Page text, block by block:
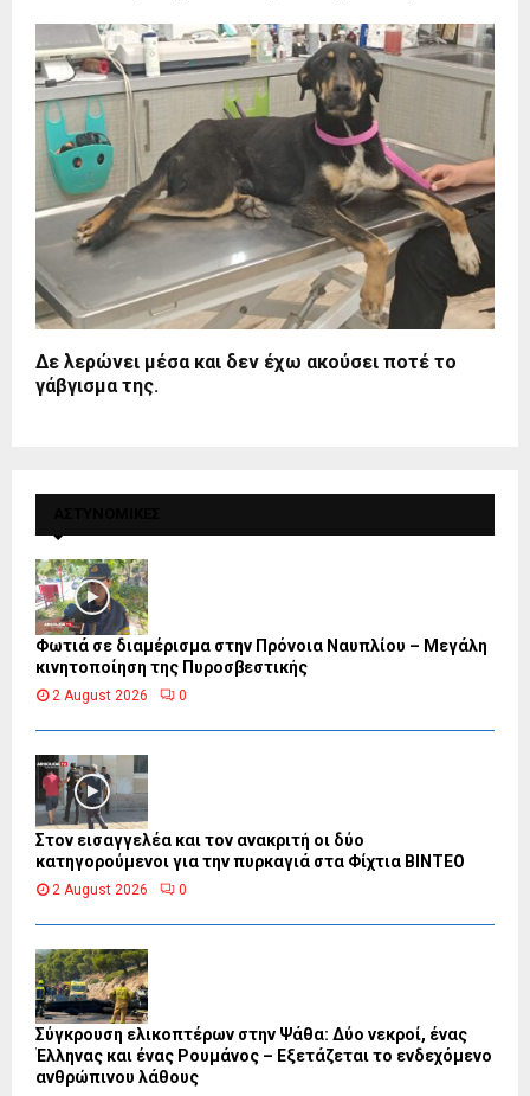
Δε λερώνει μέσα και δεν έχω ακούσει ποτέ το
γάβγισμα της.
Φωτιά σε διαμέρισμα στην Πρόνοια Ναυπλίου – Μεγάλη
κινητοποίηση της Πυροσβεστικής
2 August 2026 0
Στον εισαγγελέα και τον ανακριτή οι δύο
κατηγορούμενοι για την πυρκαγιά στα Φίχτια ΒΙΝΤΕΟ
2 August 2026 0
Σύγκρουση ελικοπτέρων στην Ψάθα: Δύο νεκροί, ένας
Έλληνας και ένας Ρουμάνος – Εξετάζεται το ενδεχόμενο
ανθρώπινου λάθους